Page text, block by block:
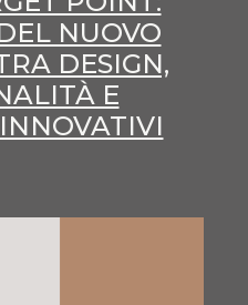
NUOVO
DESIGN,
E